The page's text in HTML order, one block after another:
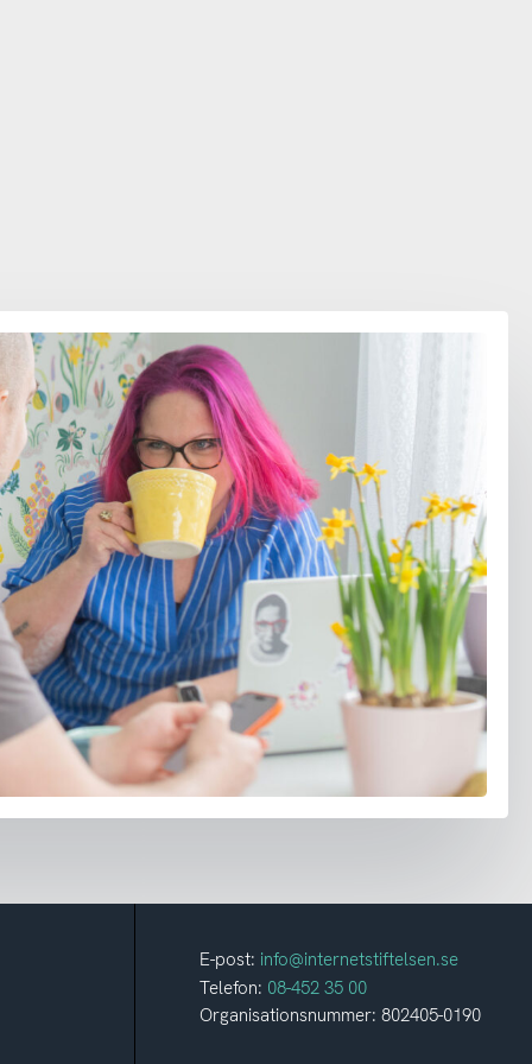
E-post: info@internetstiftelsen.se
Telefon: 08-452 35 00
Organisationsnummer: 802405-0190